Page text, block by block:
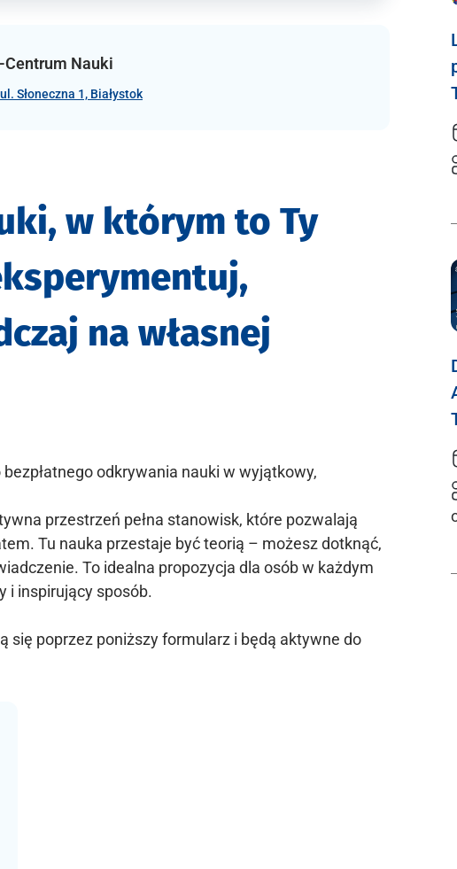
Centrum Nauki
ul. Słoneczna 1, Białystok
w którym to Ty
na własnej
odkrywania nauki w wyjątkowy,
przestrzeń pełna stanowisk, które pozwalają
Tu nauka przestaje być teorią – możesz dotknąć,
To idealna propozycja dla osób w każdym
i inspirujący sposób.
się poprzez poniższy formularz i będą aktywne do